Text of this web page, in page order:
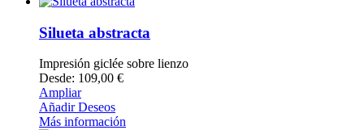
Silueta abstracta
Impresión giclée sobre lienzo
Desde: 109,00 €
Ampliar
Añadir Deseos
Más información